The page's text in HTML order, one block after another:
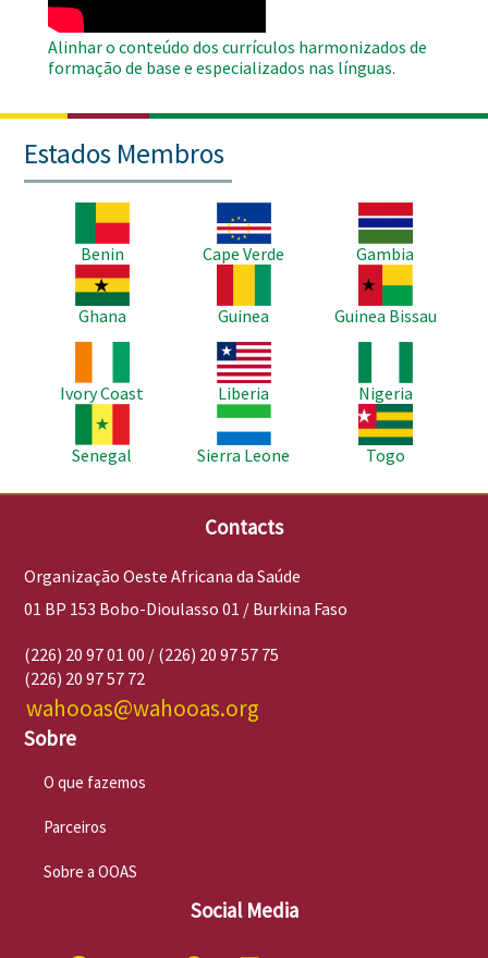
Alinhar o conteúdo dos currículos harmonizados de
formação de base e especializados nas línguas.
Estados Membros
Benin
Imagem
Cape Verde
Imagem
Gambia
Imagem
Ghana
Guinea
Imagem
Guinea Bissau
Ivory Coast
Imagem
Liberia
Nigeria
Imagem
Senegal
Imagem
Sierra Leone
Imagem
Togo
Contacts
Organização Oeste Africana da Saúde
01 BP 153 Bobo-Dioulasso 01 / Burkina Faso
(226) 20 97 01 00 / (226) 20 97 57 75
(226) 20 97 57 72
wahooas@wahooas.org
Sobre
O que fazemos
Parceiros
Sobre a OOAS
Social Media